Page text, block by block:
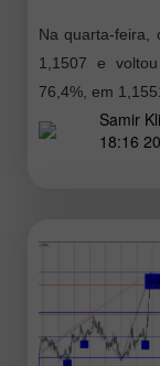
Na quarta-feira,
1,1507 e
76,4%, em
Samir
18:16